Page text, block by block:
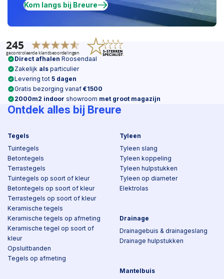
Kom langs bij Breure
Direct afhalen Roosendaal
Zakelijk als particulier
Levering tot 5 dagen
Gratis bezorging vanaf €1500
2000m2 indoor showroom met groot magazijn
Ontdek alles bij Breure
Tegels
Tuintegels
Betontegels
Terrastegels
Tuintegels op soort of kleur
Betontegels op soort of kleur
Terrastegels op soort of kleur
Keramische tegels
Keramische tegels op afmeting
Keramische tegel op soort of
kleur
Opsluitbanden
Tegels op afmeting
Tyleen
Tyleen slang
Tyleen koppeling
Tyleen hulpstukken
Tyleen op diameter
Elektrolas
Drainage
Drainagebuis & drainageslang
Drainage hulpstukken
Mantelbuis